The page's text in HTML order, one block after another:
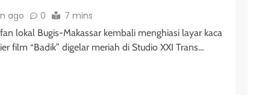
ago 0 7 mins
lokal Bugis-Makassar kembali menghiasi layar kaca
film “Badik” digelar meriah di Studio XXI Trans…